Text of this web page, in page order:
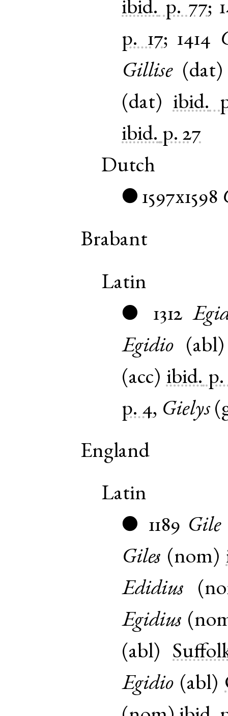
ibid. p. 77;
p. 17; 1414
Gillise(dat
(dat) ibid.
ibid. p. 27
Dutch
● 1597x1598
Brabant
Latin
● 1312
Egidio (abl
(acc) ibid. p.
p. 4, Gielys(
England
Latin
● 1189 Gile
Giles (nom)
Edidius (
Egidius (
(abl)
Egidio (abl)